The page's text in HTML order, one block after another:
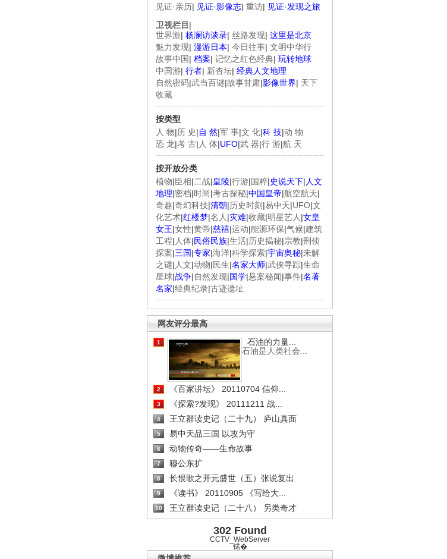
见证·亲历| 见证·影像志| 重访| 见证·发现之旅
卫视栏目 |
世界游| 杨澜访谈录| 丝路发现| 这里是北京
魅力发现| 漫游日本| 今日往事| 文明中华行
故事中国| 档案| 记忆之红色经典| 玩转地球
中国游| 行者| 新杏坛| 经典人文地理
自然密码|武当百谜|故事甘肃|影像世界| 天下
收藏
按类型
人 物|历 史|自 然|军 事|文 化|科 技|动 物
恐 龙|考 古| 人 体|UFO|武 器|行 游|航 天
按开放分类
植物|臣相|二战|皇陵|行游|国粹|史说天下| 人文
地理|密档|时尚|考古探秘|中国皇帝|航空航天|
奇趣|奇幻科技|清朝|历史时刻 |易中天|UFO|文
化艺术|红楼梦|名人 |灾难|收藏|明星艺人 |女皇
女王|女性|黄帝|慈禧|运动|能源环保|气候|建筑
工程| 人体|民俗民族|生活|历史揭秘|宗教|刑侦
探案|三国|专家|海洋|科学探索|宇宙奥秘|未解
之谜| 人文|动物|民生|名家大师|武侠寻踪|生命
星球|战争|自然发现|国学|悬案秘闻|事件|名著
名家|经典纪录|古迹遗址
网友评分最高
1
石油的力量...
石油是人类社会...
2 《百家讲坛》 20110704 信仰...
3 《探索?发现》 20111211 战...
4 王立群读史记（二十九） 庐山真面
5 易中天品三国 以攻为守
6 动物传奇——生命故事
7 穆公东扩
8 长恨歌之开元盛世（五）张说复出
9 《读书》 20110905 《写给大...
10 王立群读史记（二十八） 另类奇才
302 Found
CCTV_WebServer
锘�